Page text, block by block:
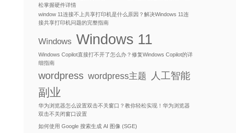
松掌握硬件详情
window 11连接不上共享打印机是什么原因？解决Windows 11连
接共享打印机问题的完整指南
Windows Windows 11
Windows Copilot直接打不开了怎么办？修复Windows Copilot的详
细指南
wordpress wordpress主题 人工智能
副业
华为浏览器怎么设置双击不关窗口？教你轻松实现！华为浏览器
双击不关闭窗口设置
如何使用 Google 搜索生成 AI 图像 (SGE)